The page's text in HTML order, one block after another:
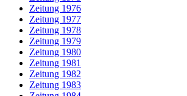
Zeitung 1976
Zeitung 1977
Zeitung 1978
Zeitung 1979
Zeitung 1980
Zeitung 1981
Zeitung 1982
Zeitung 1983